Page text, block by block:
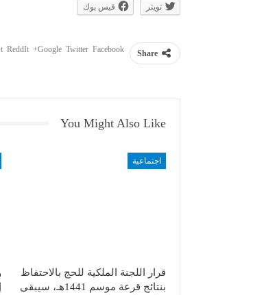
تويتر فيس بوك
Share
Facebook
Twitter
Google+
ReddIt
You Might Also Like
اجتماعية
قرار اللجنة الملكية للحج بالاحتفاظ
بنتائج قرعة موسم 1441هـ، سيبقى